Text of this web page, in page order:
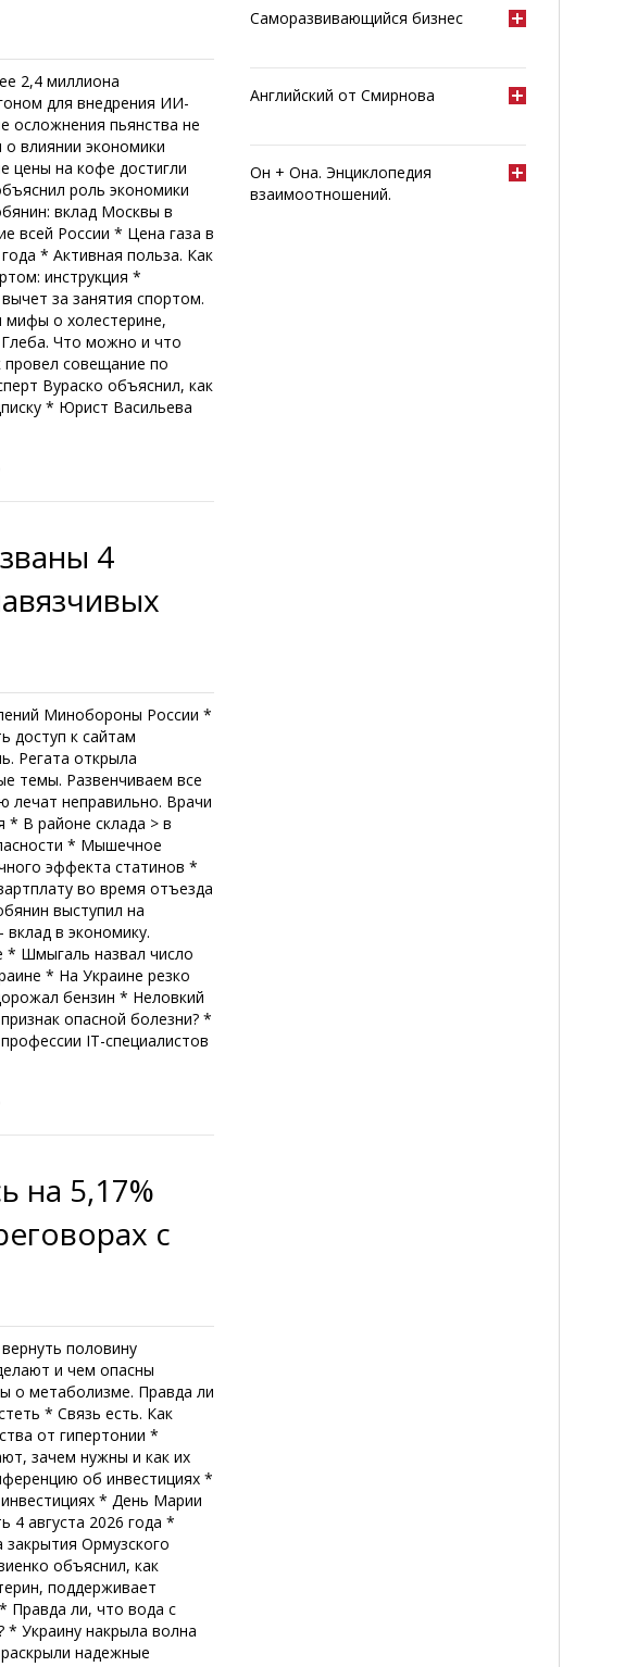
2,4 миллиона
для внедрения ИИ-
осложнения пьянства не
влиянии экономики
цены на кофе достигли
роль экономики
вклад Москвы в
всей России * Цена газа в
* Активная польза. Как
инструкция *
за занятия спортом.
мифы о холестерине,
Что можно и что
провел совещание по
Вураско объяснил, как
* Юрист Васильева
4
Минобороны России *
доступ к сайтам
Регата открыла
темы. Развенчиваем все
неправильно. Врачи
* В районе склада > в
* Мышечное
эффекта статинов *
во время отъезда
выступил на
в экономику.
Шмыгаль назвал число
* На Украине резко
бензин * Неловкий
опасной болезни? *
IT-специалистов
на 5,17%
с
половину
и чем опасны
о метаболизме. Правда ли
* Связь есть. Как
от гипертонии *
зачем нужны и как их
об инвестициях *
* День Марии
4 августа 2026 года *
закрытия Ормузского
объяснил, как
поддерживает
Правда ли, что вода с
Украину накрыла волна
надежные
Саморазвивающийся бизнес
Английский от Смирнова
Он + Она. Энциклопедия
взаимоотношений.